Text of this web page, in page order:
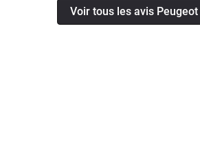
Voir tous les avis